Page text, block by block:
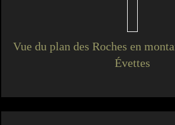
Vue du plan des Roches en
Évettes